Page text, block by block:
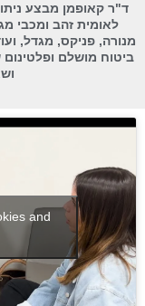
ד"ר קאופמן מבצע
לאומית זהב ומכבי
מנורה, פניקס, מגדל,
ביטוח מושלם
and